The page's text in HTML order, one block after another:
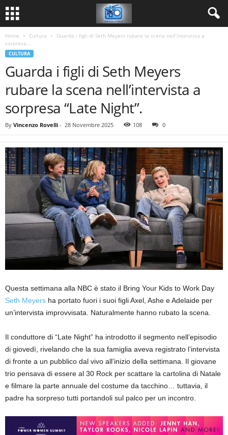
Home Cultura
Guarda i figli di Seth Meyers rubare la scena nell’intervista a
sorpresa...
CULTURA
Guarda i figli di Seth Meyers
rubare la scena nell’intervista a
sorpresa “Late Night”.
By Vincenzo Rovelli - 28 Novembre 2025 108 0
Questa settimana alla NBC è stato il Bring Your Kids to Work Day
Seth Meyers ha portato fuori i suoi figli Axel, Ashe e Adelaide per
un’intervista improvvisata. Naturalmente hanno rubato la scena.
Il conduttore di “Late Night” ha introdotto il segmento nell’episodio
di giovedì, rivelando che la sua famiglia aveva registrato l’intervista
di fronte a un pubblico dal vivo all’inizio della settimana. Il giovane
trio pensava di essere al 30 Rock per scattare la cartolina di Natale
e filmare la parte annuale del costume da tacchino… tuttavia, il
padre ha sorpreso tutti portandoli sul palco per un incontro.